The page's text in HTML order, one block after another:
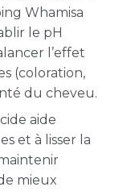
Whamisa
le pH
l’effet
(coloration,
du cheveu.
aide
et à lisser la
mieux